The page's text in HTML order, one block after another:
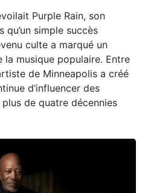
Purple Rain, son
qu’un simple succès
culte a marqué un
la musique populaire. Entre
de Minneapolis a créé
d’influencer des
de quatre décennies